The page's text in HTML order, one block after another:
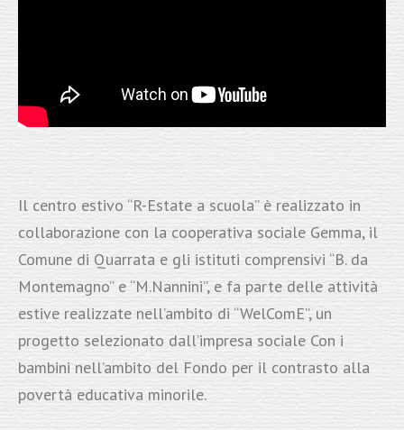
Il centro estivo “R-Estate a scuola” è realizzato in
collaborazione con la cooperativa sociale Gemma, il
Comune di Quarrata e gli istituti comprensivi “B. da
Montemagno” e “M.Nannini”, e fa parte delle attività
estive realizzate nell’ambito di “WelComE”, un
progetto selezionato dall’impresa sociale Con i
bambini nell’ambito del Fondo per il contrasto alla
povertà educativa minorile.